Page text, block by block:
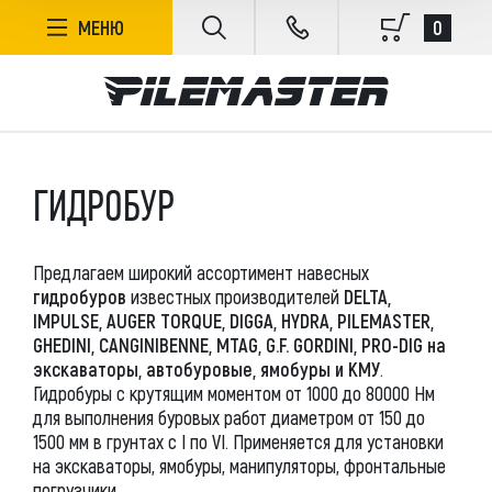
МЕНЮ 0
ГИДРОБУР
Предлагаем широкий ассортимент навесных
гидробуров известных производителей DELTA,
IMPULSE, AUGER TORQUE, DIGGA, HYDRA, PILEMASTER,
GHEDINI, CANGINIBENNE, MTAG, G.F. GORDINI, PRO-DIG на
экскаваторы, автобуровые, ямобуры и КМУ.
Гидробуры с крутящим моментом от 1000 до 80000 Нм
для выполнения буровых работ диаметром от 150 до
1500 мм в грунтах с I по VI. Применяется для установки
на экскаваторы, ямобуры, манипуляторы, фронтальные
ФИЛЬТР
В НАЛИЧИИ
ЦЕНА, РУБ.
ПРОИЗВОДИТЕЛЬ